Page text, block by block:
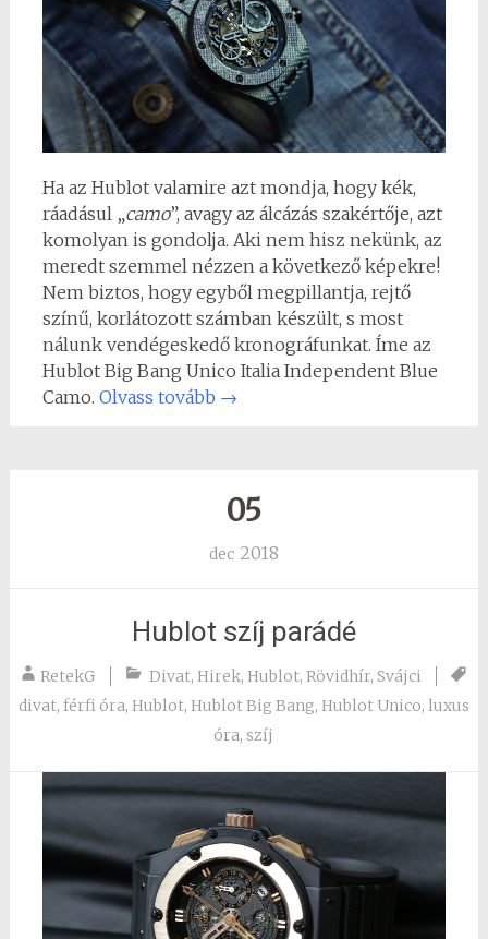
Ha az Hublot valamire azt mondja, hogy kék,
ráadásul „camo”, avagy az álcázás szakértője, azt
komolyan is gondolja. Aki nem hisz nekünk, az
meredt szemmel nézzen a következő képekre!
Nem biztos, hogy egyből megpillantja, rejtő
színű, korlátozott számban készült, s most
nálunk vendégeskedő kronográfunkat. Íme az
Hublot Big Bang Unico Italia Independent Blue
Camo. Olvass tovább →
05
dec 2018
Hublot szíj parádé
RetekG Divat, Hirek, Hublot, Rövidhír, Svájci
divat, férfi óra, Hublot, Hublot Big Bang, Hublot Unico, luxus
óra,szíj